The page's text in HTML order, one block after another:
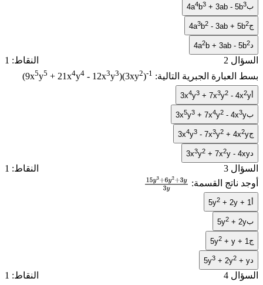
ب 4a4b3 + 3ab - 5b3
ج 4a3b2 - 3ab + 5b2
4a2b + 3ab - 5b2
السؤال 2
النقاط: 1
بسط العبارة الجبرية التالية:
(9x5y5 + 21x4y4 - 12x3y3)(3xy2)-1
3x4y3 + 7x3y2 - 4x2y
ب 3x5y3 + 7x4y2 - 4x3y
ج 3x4y3 - 7x3y2 + 4x2y
3x3y2 + 7x2y - 4xy
السؤال 3
النقاط: 1
أوجد ناتج القسمة:
15y3+6y2+
5y2 + 2y + 1
ب 5y2 + 2y
ج 5y2 + y + 1
5y3 + 2y2 + y
السؤال 4 النقاط: 1